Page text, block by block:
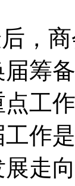
，
筹
工
作
走